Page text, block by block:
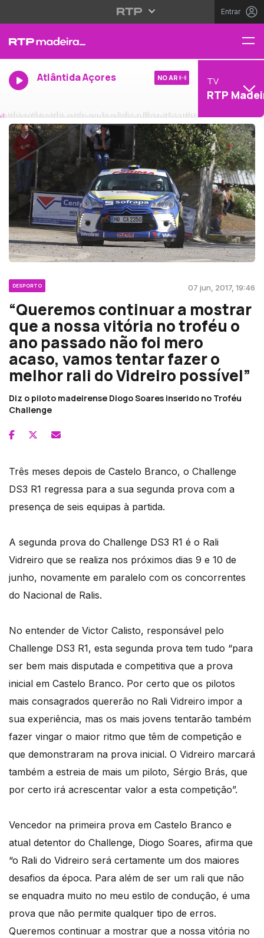
Entrar
Atlântida Açores NO AR TV
RTP
DESPORTO 07 jun, 2017, 19:46
“Queremos continuar a mostrar
que a nossa vitória no troféu o
ano passado não foi mero
acaso, vamos tentar fazer o
melhor rali do Vidreiro possível”
Diz o piloto madeirense Diogo Soares inserido no Troféu
Challenge
Três meses depois de Castelo Branco, o Challenge
DS3 R1 regressa para a sua segunda prova com a
presença de seis equipas à partida.
A segunda prova do Challenge DS3 R1 é o Rali
Vidreiro que se realiza nos próximos dias 9 e 10 de
junho, novamente em paralelo com os concorrentes
do Nacional de Ralis.
No entender de Victor Calisto, responsável pelo
Challenge DS3 R1, esta segunda prova tem tudo “para
ser bem mais disputada e competitiva que a prova
inicial em Castelo Branco. Por certo que os pilotos
mais consagrados quererão no Rali Vidreiro impor a
sua experiência, mas os mais jovens tentarão também
fazer vingar o maior ritmo que têm de competição e
que demonstraram na prova inicial. O Vidreiro marcará
também a estreia de mais um piloto, Sérgio Brás, que
por certo irá acrescentar valor a esta competição”.
Vencedor na primeira prova em Castelo Branco e
atual detentor do Challenge, Diogo Soares, afirma que
“o Rali do Vidreiro será certamente um dos maiores
desafios da época. Para além de ser um rali que não
se enquadra muito no meu estilo de condução, é uma
prova que não permite qualquer tipo de erros.
Queremos continuar a mostrar que a nossa vitória no